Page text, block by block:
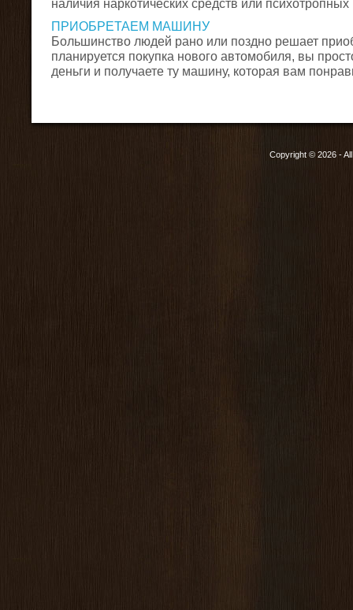
наличия наркотических средств или
ПРИОБРЕТАЕМ МАШИНУ
Большинство людей рано или поздно решает
планируется покупка нового автомобиля, вы
деньги и получаете ту машину, которая вам
Copyright © 2026 -